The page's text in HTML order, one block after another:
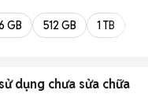
GB 512 GB 1 TB
dụng chưa sửa chữa